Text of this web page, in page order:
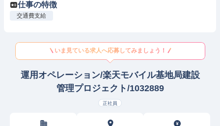
仕事の特徴
交通費支給
いま見ている求人へ応募してみましょう！
運用オペレーション/楽天モバイル基地局建設
管理プロジェクト/1032889
正社員